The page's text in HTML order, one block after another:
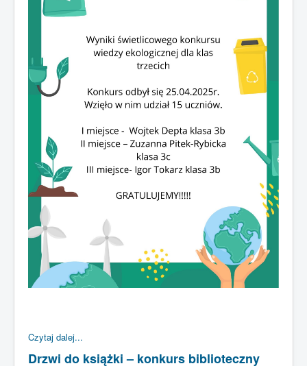
Czytaj dalej...
Drzwi do książki – konkurs biblioteczny